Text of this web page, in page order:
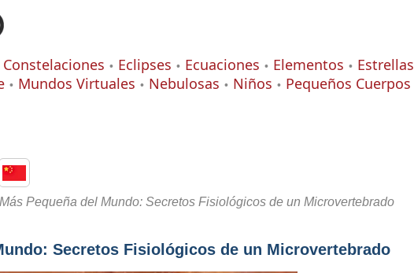
Constelaciones Eclipses Ecuaciones Elementos Estrellas
Mundos Virtuales Nebulosas Niños Pequeños Cuerpos
Pequeña del Mundo: Secretos Fisiológicos de un Microvertebrado
Secretos Fisiológicos de un Microvertebrado